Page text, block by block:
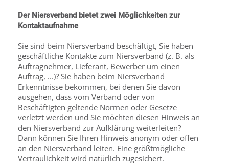
Der Niersverband bietet zwei Möglichkeiten zur
Kontaktaufnahme
Sie sind beim Niersverband beschäftigt, Sie haben
geschäftliche Kontakte zum Niersverband (z. B. als
Auftragnehmer, Lieferant, Bewerber um einen
Auftrag, ...)? Sie haben beim Niersverband
Erkenntnisse bekommen, bei denen Sie davon
ausgehen, dass vom Verband oder von
Beschäftigten geltende Normen oder Gesetze
verletzt werden und Sie möchten diesen Hinweis an
den Niersverband zur Aufklärung weiterleiten?
Dann können Sie Ihren Hinweis anonym oder offen
an den Niersverband leiten. Eine größtmögliche
Vertraulichkeit wird natürlich zugesichert.